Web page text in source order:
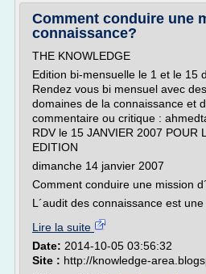
Comment conduire une
connaissance?
THE KNOWLEDGE
Edition bi-mensuelle le 1 et le 15
Rendez vous bi mensuel avec
domaines de la connaissance et
commentaire ou critique :
RDV le 15 JANVIER 2007 POUR
EDITION
dimanche 14 janvier 2007
Comment conduire une mission
L´audit des connaissance est une
Lire la suite
Date: 2014-10-05 03:56:32
Site : http://knowledge-